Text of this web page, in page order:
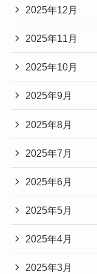
2025年12月
2025年11月
2025年10月
2025年9月
2025年8月
2025年7月
2025年6月
2025年5月
2025年4月
2025年3月